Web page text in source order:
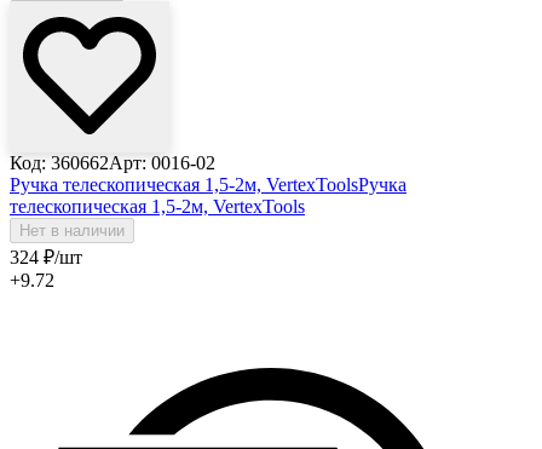
Код: 360662Арт: 0016-02
Ручка телескопическая 1,5-2м, VertexToolsРучка
телескопическая 1,5-2м, VertexTools
Нет в наличии
324 ₽/шт
+9.72